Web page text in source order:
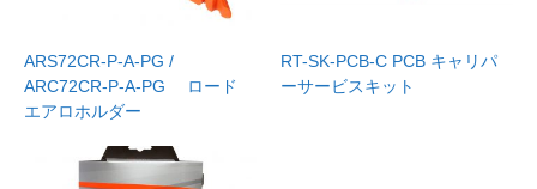
ARS72CR-P-A-PG /
ARC72CR-P-A-PG ロード
エアロホルダー
RT-SK-PCB-C PCB キャリパ
ーサービスキット